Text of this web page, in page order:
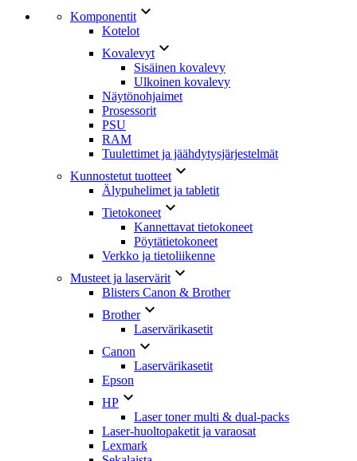
Komponentit 
Kotelot
Kovalevyt 
Sisäinen kovalevy
Ulkoinen kovalevy
Näytönohjaimet
Prosessorit
PSU
RAM
Tuulettimet ja jäähdytysjärjestelmät
Kunnostetut tuotteet 
Älypuhelimet ja tabletit
Tietokoneet 
Kannettavat tietokoneet
Pöytätietokoneet
Verkko ja tietoliikenne
Musteet ja laservärit 
Blisters Canon & Brother
Brother
Laservärikasetit
Canon 
Laservärikasetit
Epson
HP 
Laser toner multi & dual-packs
Laser-huoltopaketit ja varaosat
Lexmark